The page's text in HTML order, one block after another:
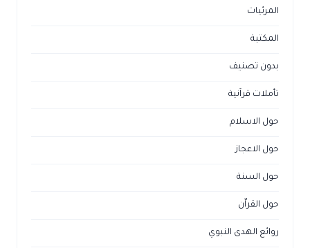
المرئيات
المكتبة
بدون تصنيف
تأملات قرآنية
حول الاسلام
حول الاعجاز
حول السنة
حول القراّن
روائع الهدى النبوي